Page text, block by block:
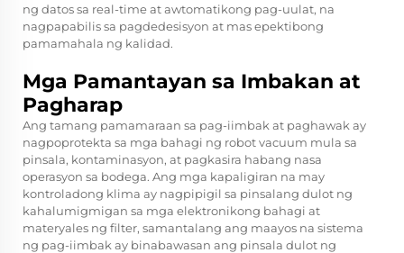
ng datos sa real-time at awtomatikong pag-uulat, na
nagpapabilis sa pagdedesisyon at mas epektibong
pamamahala ng kalidad.
Mga Pamantayan sa Imbakan at
Pagharap
Ang tamang pamamaraan sa pag-iimbak at paghawak ay
nagpoprotekta sa mga bahagi ng robot vacuum mula sa
pinsala, kontaminasyon, at pagkasira habang nasa
operasyon sa bodega. Ang mga kapaligiran na may
kontroladong klima ay nagpipigil sa pinsalang dulot ng
kahalumigmigan sa mga elektronikong bahagi at
materyales ng filter, samantalang ang maayos na sistema
ng pag-iimbak ay binabawasan ang pinsala dulot ng